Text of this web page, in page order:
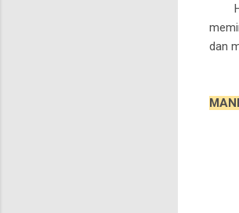
dan